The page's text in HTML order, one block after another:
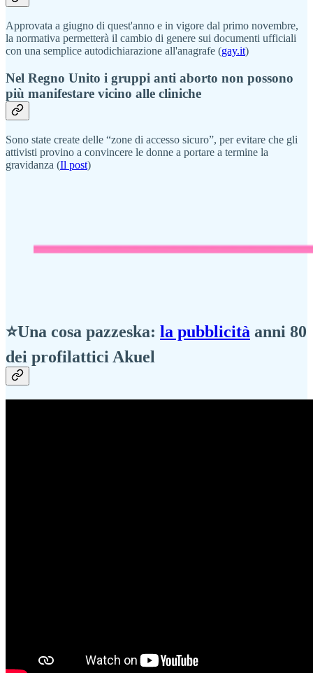
Approvata a giugno di quest'anno e in vigore dal primo novembre,
la normativa permetterà il cambio di genere sui documenti ufficiali
con una semplice autodichiarazione all'anagrafe (gay.it)
Nel Regno Unito i gruppi anti aborto non possono
più manifestare vicino alle cliniche
Sono state create delle “zone di accesso sicuro”, per evitare che gli
attivisti provino a convincere le donne a portare a termine la
gravidanza (Il post)
⭐Una cosa pazzeska: la pubblicità anni 80
dei profilattici Akuel